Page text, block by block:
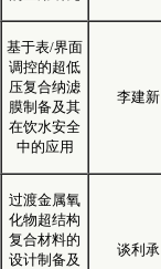
基于表/界面
调控的超低
压复合纳滤
膜制备及其
在饮水安全
中的应用
李建新
过渡金属氧
化物超结构
复合材料的
设计制备及
谈利承